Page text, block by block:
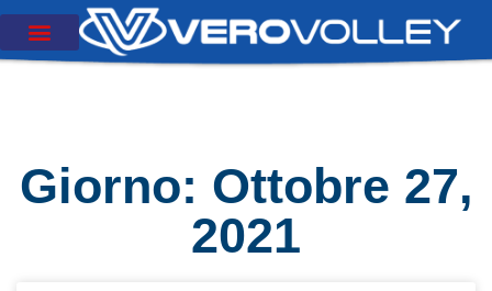
Giorno: Ottobre 27,
2021